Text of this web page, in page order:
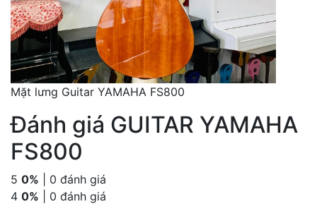
Mặt lưng Guitar YAMAHA FS800
Đánh giá GUITAR YAMAHA
FS800
5 0% | 0 đánh giá
4 0% | 0 đánh giá